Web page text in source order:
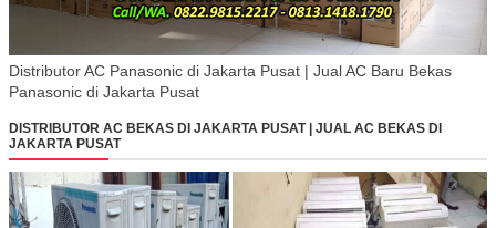
Distributor AC Panasonic di Jakarta Pusat | Jual AC Baru Bekas
Panasonic di Jakarta Pusat
DISTRIBUTOR AC BEKAS DI JAKARTA PUSAT | JUAL AC BEKAS DI
JAKARTA PUSAT